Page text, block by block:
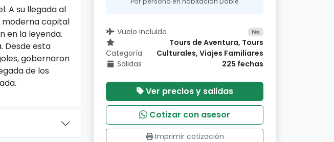
A su llegada al
moderna capital
en la leyenda.
Desde esta
gobernaron
de los
Vuelo incluido No
Categoría
Tours de Aventura, Tours
Culturales, Viajes Familiares
Salidas
225 fechas
Ver precios y salidas
Cotizar con asesor
Imprimir cotización